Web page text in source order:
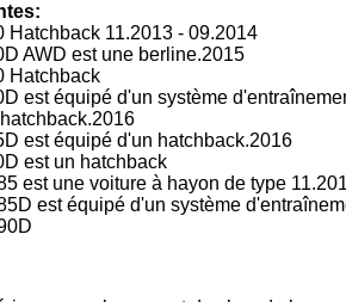
Hatchback 11.2013 - 09.2014
AWD est une berline.2015
Hatchback
est équipé d'un système
est équipé d'un hatchback.2016
est un hatchback
est une voiture à hayon de type
est équipé d'un système